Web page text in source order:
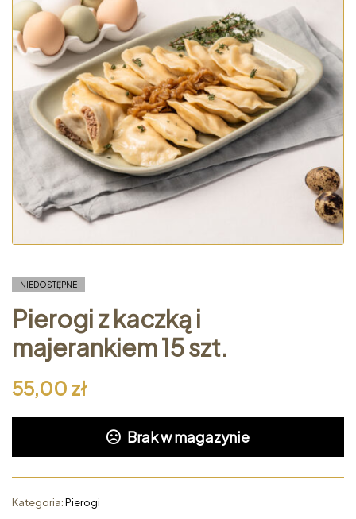
NIEDOSTĘPNE
Pierogi z kaczką i
majerankiem 15 szt.
55,00 zł
Brak w magazynie
Kategoria:Pierogi